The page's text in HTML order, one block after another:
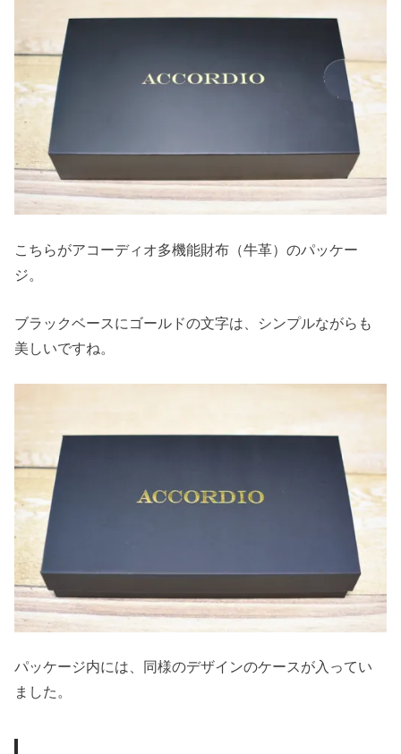
こちらがアコーディオ多機能財布（牛革）のパッケー
ジ。
ブラックベースにゴールドの文字は、シンプルながらも
美しいですね。
パッケージ内には、同様のデザインのケースが入ってい
ました。